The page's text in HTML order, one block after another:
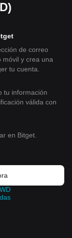
de correo
móvil y crea una
tu cuenta.
tu información
válida con
en Bitget.